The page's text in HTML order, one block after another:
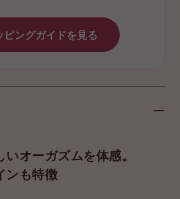
ピングガイドを見る
オーガズムを体感。
ンも特徴